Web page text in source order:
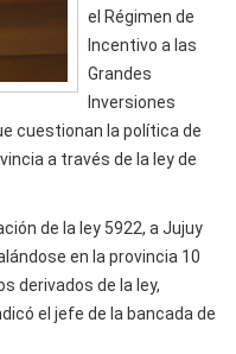
el Régimen de
Incentivo a las
Grandes
Inversiones
cuestionan la política de
a través de la ley de
de la ley 5922, a Jujuy
en la provincia 10
derivados de la ley,
el jefe de la bancada de